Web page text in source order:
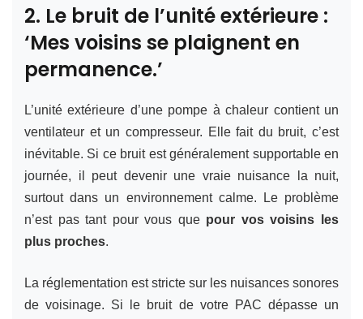
2. Le bruit de l’unité extérieure :
‘Mes voisins se plaignent en
permanence.’
L’unité extérieure d’une pompe à chaleur contient un
ventilateur et un compresseur. Elle fait du bruit, c’est
inévitable. Si ce bruit est généralement supportable en
journée, il peut devenir une vraie nuisance la nuit,
surtout dans un environnement calme. Le problème
n’est pas tant pour vous que pour vos voisins les
plus proches.
La réglementation est stricte sur les nuisances sonores
de voisinage. Si le bruit de votre PAC dépasse un